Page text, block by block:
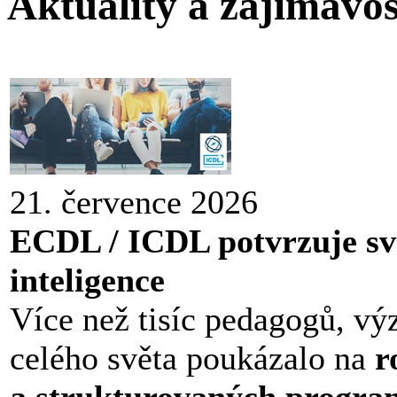
21. července 2026
ECDL / ICDL potvrzuje
inteligence
Více než tisíc pedagogů,
celého světa poukázalo na